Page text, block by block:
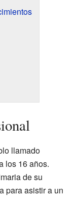
llamado
los 16 años.
de su
para asistir a un